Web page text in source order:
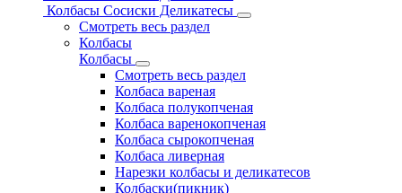
Колбасы Сосиски Деликатесы
Смотреть весь раздел
Колбасы
Колбасы
Смотреть весь раздел
Колбаса вареная
Колбаса полукопченая
Колбаса варенокопченая
Колбаса сырокопченая
Колбаса ливерная
Нарезки колбасы и деликатесов
Колбаски(пикник)